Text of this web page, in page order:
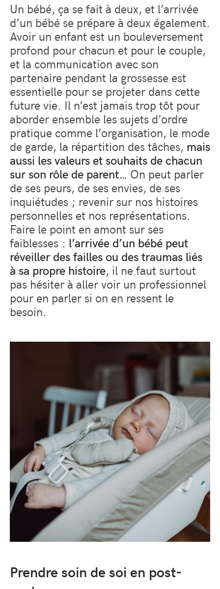
Un bébé, ça se fait à deux, et l’arrivée
d’un bébé se prépare à deux également.
Avoir un enfant est un bouleversement
profond pour chacun et pour le couple,
et la communication avec son
partenaire pendant la grossesse est
essentielle pour se projeter dans cette
future vie. Il n’est jamais trop tôt pour
aborder ensemble les sujets d’ordre
pratique comme l’organisation, le mode
de garde, la répartition des tâches, mais
aussi les valeurs et souhaits de chacun
sur son rôle de parent… On peut parler
de ses peurs, de ses envies, de ses
inquiétudes ; revenir sur nos histoires
personnelles et nos représentations.
Faire le point en amont sur ses
faiblesses : l’arrivée d’un bébé peut
réveiller des failles ou des traumas liés
à sa propre histoire, il ne faut surtout
pas hésiter à aller voir un professionnel
pour en parler si on en ressent le
besoin.
Prendre soin de soi en post-